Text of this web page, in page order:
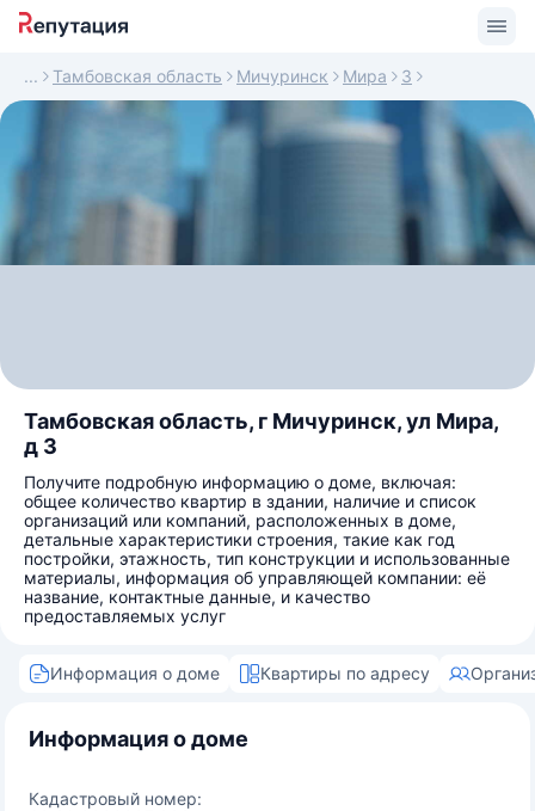
Тамбовская область Мичуринск Мира 3
Тамбовская область, г Мичуринск, ул Мира,
д 3
Получите подробную информацию о доме, включая:
общее количество квартир в здании, наличие и список
организаций или компаний, расположенных в доме,
детальные характеристики строения, такие как год
постройки, этажность, тип конструкции и использованные
материалы, информация об управляющей компании: её
название, контактные данные, и качество
предоставляемых услуг
Информация о доме Квартиры по адресу
Информация о доме
Кадастровый номер: